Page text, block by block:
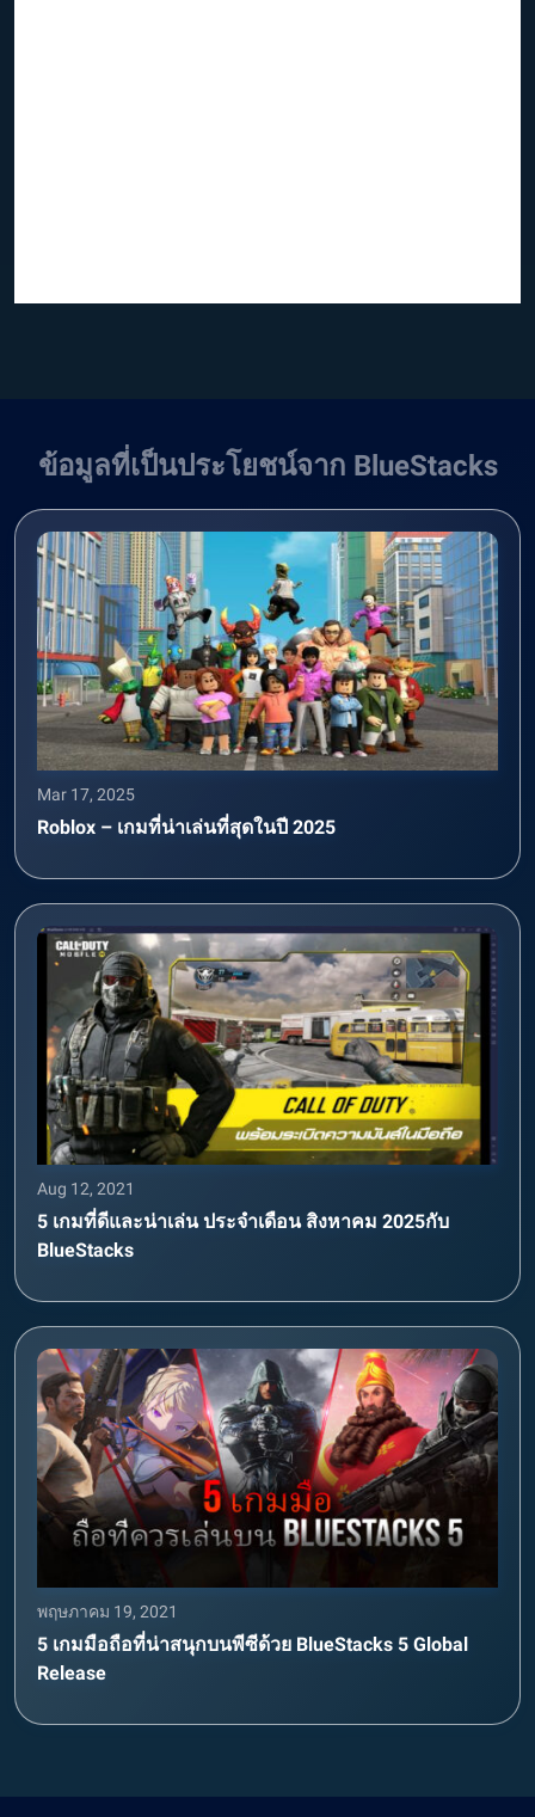
ข้อมูลที่เป็นประโยชน์จาก BlueStacks
Mar 17, 2025
Roblox – เกมที่น่าเล่นที่สุดในปี 2025
Aug 12, 2021
5 เกมที่ดีและน่าเล่น ประจำเดือน สิงหาคม 2025กับ
BlueStacks
พฤษภาคม 19, 2021
5 เกมมือถือที่น่าสนุกบนพีซีด้วย BlueStacks 5 Global
Release